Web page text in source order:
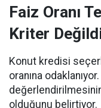
Faiz Oranı
Kriter
Konut kredisi
oranına
olduğunu belirtiyor.